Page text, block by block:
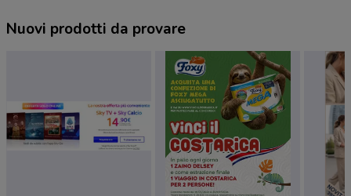
Nuovi prodotti da provare